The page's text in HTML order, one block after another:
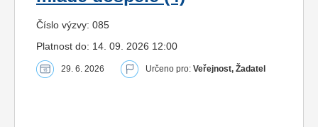
Číslo výzvy: 085
Platnost do: 14. 09. 2026 12:00
29. 6. 2026 Určeno pro: Veřejnost, Žadatel